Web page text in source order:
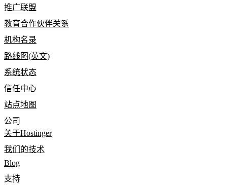
推广联盟
教育合作伙伴关系
机构名录
路线图(英文)
系统状态
信任中心
站点地图
公司
关于Hostinger
我们的技术
Blog
支持